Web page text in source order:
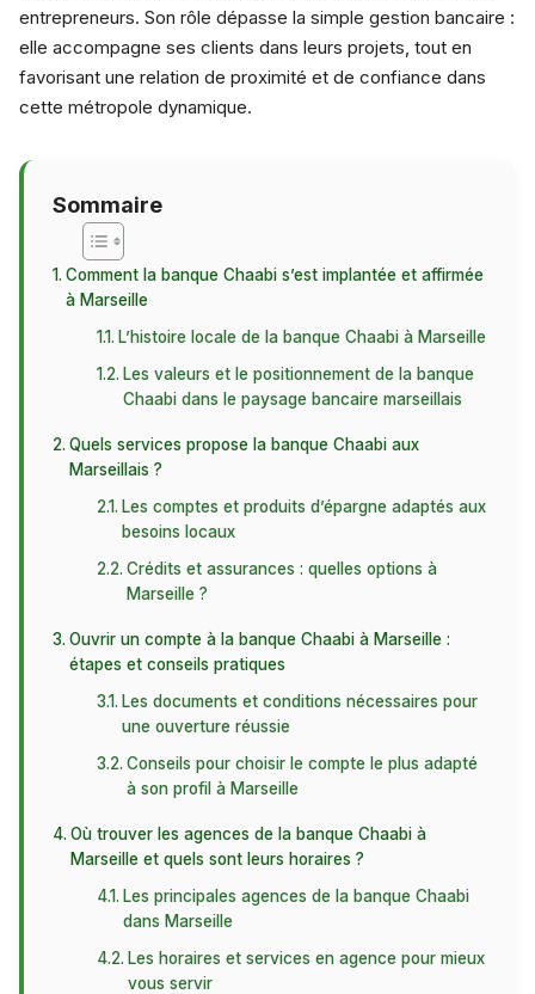
entrepreneurs. Son rôle dépasse la simple gestion bancaire :
elle accompagne ses clients dans leurs projets, tout en
favorisant une relation de proximité et de confiance dans
cette métropole dynamique.
Sommaire
Comment la banque Chaabi s’est implantée et affirmée
à Marseille
L’histoire locale de la banque Chaabi à Marseille
Les valeurs et le positionnement de la banque
Chaabi dans le paysage bancaire marseillais
Quels services propose la banque Chaabi aux
Marseillais ?
Les comptes et produits d’épargne adaptés aux
besoins locaux
Crédits et assurances : quelles options à
Marseille ?
Ouvrir un compte à la banque Chaabi à Marseille :
étapes et conseils pratiques
Les documents et conditions nécessaires pour
une ouverture réussie
Conseils pour choisir le compte le plus adapté
à son profil à Marseille
Où trouver les agences de la banque Chaabi à
Marseille et quels sont leurs horaires ?
Les principales agences de la banque Chaabi
dans Marseille
Les horaires et services en agence pour mieux
vous servir